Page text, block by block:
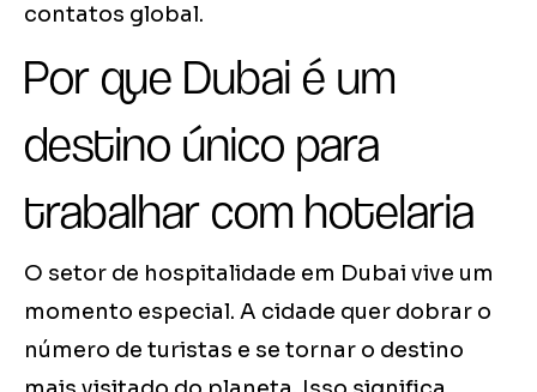
contatos global.
Por que Dubai é um
destino único para
trabalhar com hotelaria
O setor de hospitalidade em Dubai vive um
momento especial. A cidade quer dobrar o
número de turistas e se tornar o destino